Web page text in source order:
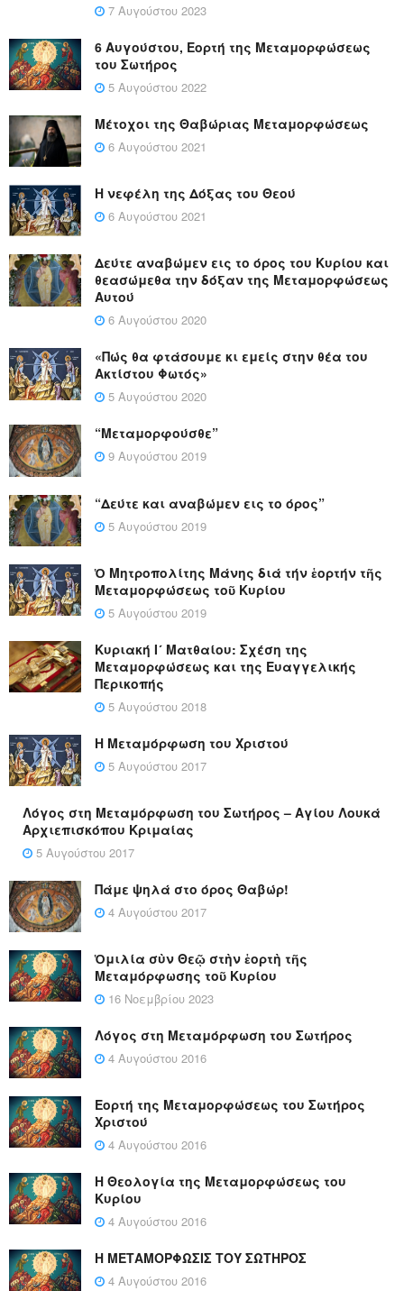
7 Αυγούστου 2023
6 Αυγούστου, Εορτή της Μεταμορφώσεως
του Σωτήρος
5 Αυγούστου 2022
Μέτοχοι της Θαβώριας Μεταμορφώσεως
6 Αυγούστου 2021
Η νεφέλη της Δόξας του Θεού
6 Αυγούστου 2021
Δεύτε αναβώμεν εις το όρος του Κυρίου και
θεασώμεθα την δόξαν της Μεταμορφώσεως
Αυτού
6 Αυγούστου 2020
«Πώς θα φτάσουμε κι εμείς στην θέα του
Ακτίστου Φωτός»
5 Αυγούστου 2020
“Μεταμορφούσθε”
9 Αυγούστου 2019
“Δεύτε και αναβώμεν εις το όρος”
5 Αυγούστου 2019
Ὁ Μητροπολίτης Μάνης διά τήν ἑορτήν τῆς
Μεταμορφώσεως τοῦ Κυρίου
5 Αυγούστου 2019
Κυριακή Ι´ Ματθαίου: Σχέση της
Μεταμορφώσεως και της Ευαγγελικής
Περικοπής
5 Αυγούστου 2018
Η Μεταμόρφωση του Χριστού
5 Αυγούστου 2017
Λόγος στη Μεταμόρφωση του Σωτήρος – Αγίου Λουκά
Αρχιεπισκόπου Κριμαίας
5 Αυγούστου 2017
Πάμε ψηλά στο όρος Θαβώρ!
4 Αυγούστου 2017
Ὁμιλία σὺν Θεῷ στὴν ἑορτὴ τῆς
Μεταμόρφωσης τοῦ Κυρίου
16 Νοεμβρίου 2023
Λόγος στη Μεταμόρφωση του Σωτήρος
4 Αυγούστου 2016
Εορτή της Μεταμορφώσεως του Σωτήρος
Χριστού
4 Αυγούστου 2016
Η Θεολογία της Μεταμορφώσεως του
Κυρίου
4 Αυγούστου 2016
Η ΜΕΤΑΜΟΡΦΩΣΙΣ ΤΟΥ ΣΩΤΗΡΟΣ
4 Αυγούστου 2016